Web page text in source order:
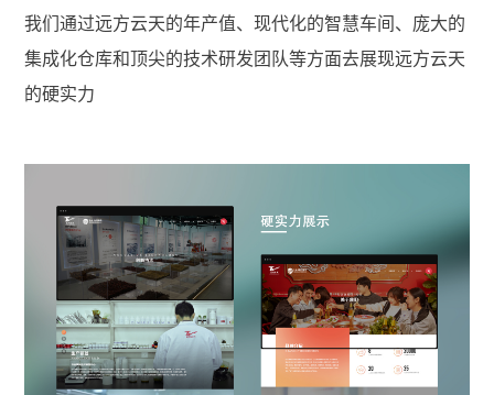
我们通过远方云天的年产值、现代化的智慧车间、庞大的
集成化仓库和顶尖的技术研发团队等方面去展现远方云天
的硬实力